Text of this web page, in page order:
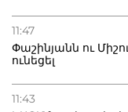
11:47
Փաշինյանն ու
ունեցել
11:43